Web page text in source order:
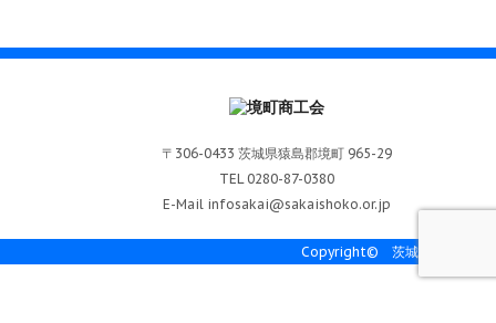
〒306-0433 茨城県猿島郡境町 965-29
TEL 0280-87-0380
E-Mail infosakai@sakaishoko.or.jp
Copyright© 茨城県境町商工